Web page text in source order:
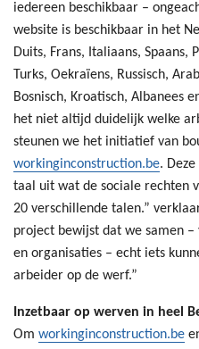
iedereen beschikbaar –
website is beschikbaar in het
Duits, Frans, Italiaans, Spaans,
Turks, Oekraïens, Russisch,
Bosnisch, Kroatisch, Albanees
het niet altijd duidelijk welke
steunen we het initiatief van
workinginconstruction.be.
taal uit wat de sociale rechten
20 verschillende talen.”
project bewijst dat we samen
en organisaties – echt iets
arbeider op de werf.”
Inzetbaar op werven in heel
Om workinginconstruction.be